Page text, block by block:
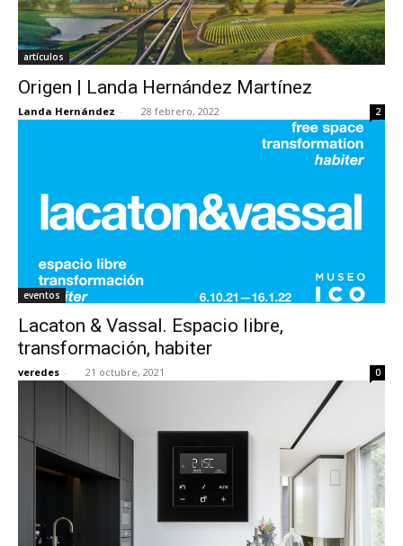
artículos
Origen | Landa Hernández Martínez
Landa Hernández - 28 febrero, 2022 2
eventos
Lacaton & Vassal. Espacio libre,
transformación, habiter
veredes - 21 octubre, 2021 0